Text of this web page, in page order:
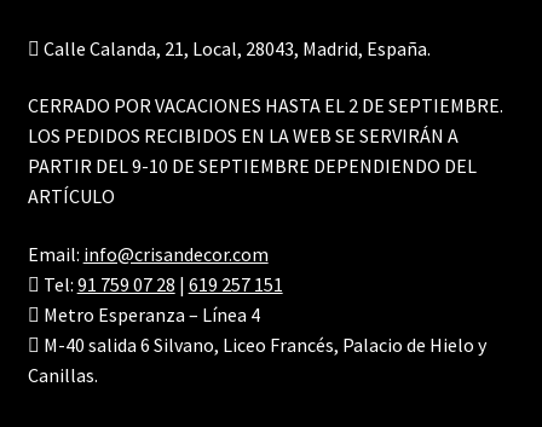
Calle Calanda, 21, Local, 28043, Madrid, España.
CERRADO POR VACACIONES HASTA EL 2 DE SEPTIEMBRE.
LOS PEDIDOS RECIBIDOS EN LA WEB SE SERVIRÁN A
PARTIR DEL 9-10 DE SEPTIEMBRE DEPENDIENDO DEL
ARTÍCULO
Email: info@crisandecor.com
Tel: 91 759 07 28 | 619 257 151
Metro Esperanza – Línea 4
M-40 salida 6 Silvano, Liceo Francés, Palacio de Hielo y
Canillas.